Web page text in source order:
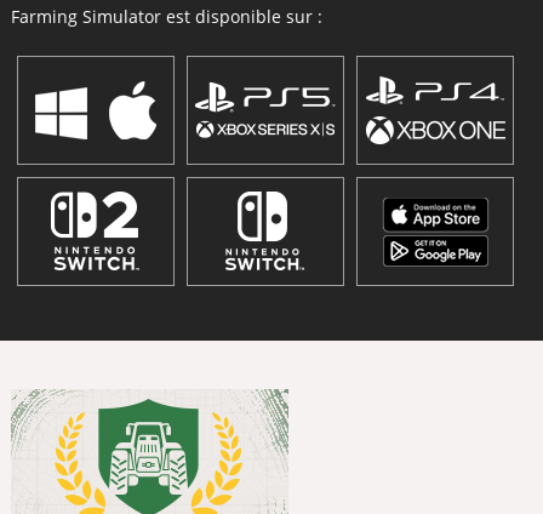
Farming Simulator est disponible sur :